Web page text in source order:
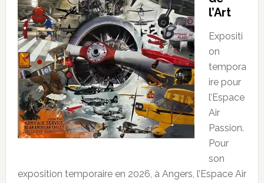
l’Art
Expositi
on
tempora
ire pour
l’Espace
Air
Passion.
Pour
son
exposition temporaire en 2026, à Angers, l’Espace Air